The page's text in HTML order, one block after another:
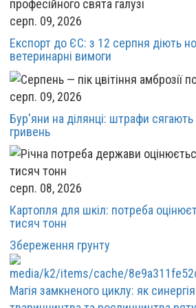
серп. 09, 2026
Експорт до ЄС: з 12 серпня діють
ветеринарні вимоги
серп. 09, 2026
Бур'яни на ділянці: штрафи
гривень
серп. 08, 2026
Картопля для шкіл: потреба
тисяч тонн
Збереження грунту
Магія замкненого циклу: як синергія